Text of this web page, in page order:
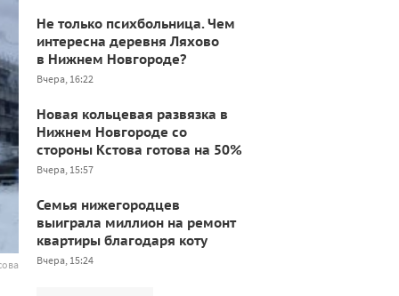
Не только психбольница. Чем
интересна деревня Ляхово
в Нижнем Новгороде?
Вчера, 16:22
Новая кольцевая развязка в
Нижнем Новгороде со
стороны Кстова готова на 50%
Вчера, 15:57
Семья нижегородцев
выиграла миллион на ремонт
квартиры благодаря коту
Вчера, 15:24